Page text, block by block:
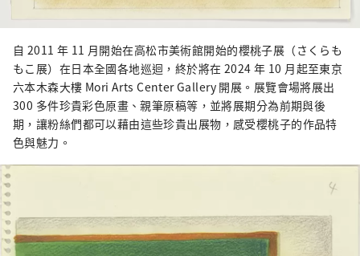
自 2011 年 11 月開始在高松市美術館開始的櫻桃子展（さくらも
もこ展）在日本全國各地巡迴，終於將在 2024 年 10 月起至東京
六本木森大樓 Mori Arts Center Gallery 開展。展覽會場將展出
300 多件珍貴彩色原畫、親筆原稿等，並將展期分為前期與後
期，讓粉絲們都可以藉由這些珍貴出展物，感受櫻桃子的作品特
色與魅力。